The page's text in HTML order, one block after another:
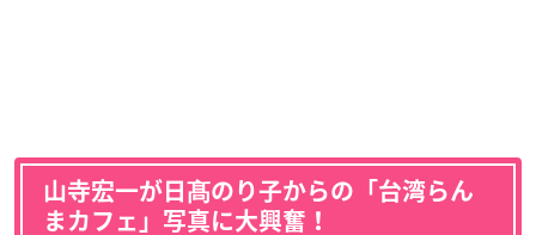
山寺宏一が日髙のり子からの「台湾らん
まカフェ」写真に大興奮！